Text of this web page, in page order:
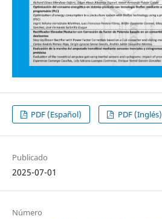
PDF (Español) PDF (Inglés)
Publicado
2025-07-01
Número